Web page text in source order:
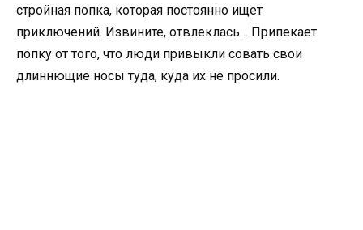
стройная попка, которая постоянно ищет
приключений. Извините, отвлеклась… Припекает
попку от того, что люди привыкли совать свои
длиннющие носы туда, куда их не просили.